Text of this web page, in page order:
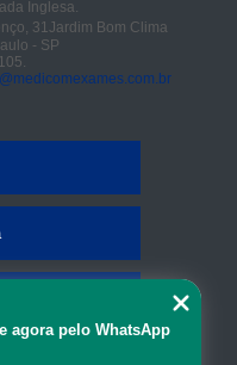
Inglesa.
31Jardim Bom Clima
- SP
agora pelo WhatsApp